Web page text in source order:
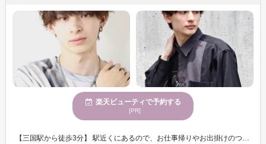
楽天ビューティで予約する
[PR]